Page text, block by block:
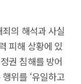
의 해석과 사실
피해 상황에 있
권 침해를 방어
위를 ‘유일하고